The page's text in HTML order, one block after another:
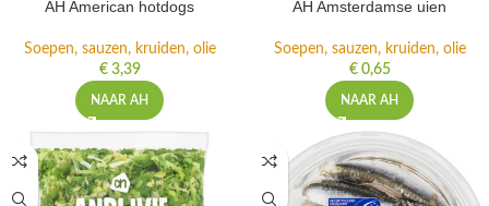
AH American hotdogs
Soepen, sauzen, kruiden, olie
€3,39
NAAR AH
AH Amsterdamse uien
Soepen, sauzen, kruiden, olie
€0,65
NAAR AH